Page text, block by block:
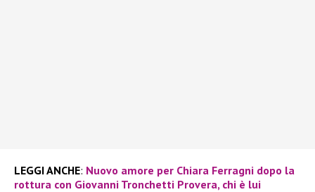
LEGGI ANCHE: Nuovo amore per Chiara Ferragni dopo la
rottura con Giovanni Tronchetti Provera, chi è lui